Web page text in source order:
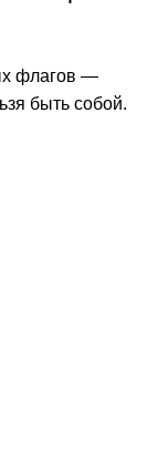
флагов —
быть собой.